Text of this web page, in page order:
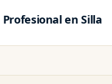
en Silla